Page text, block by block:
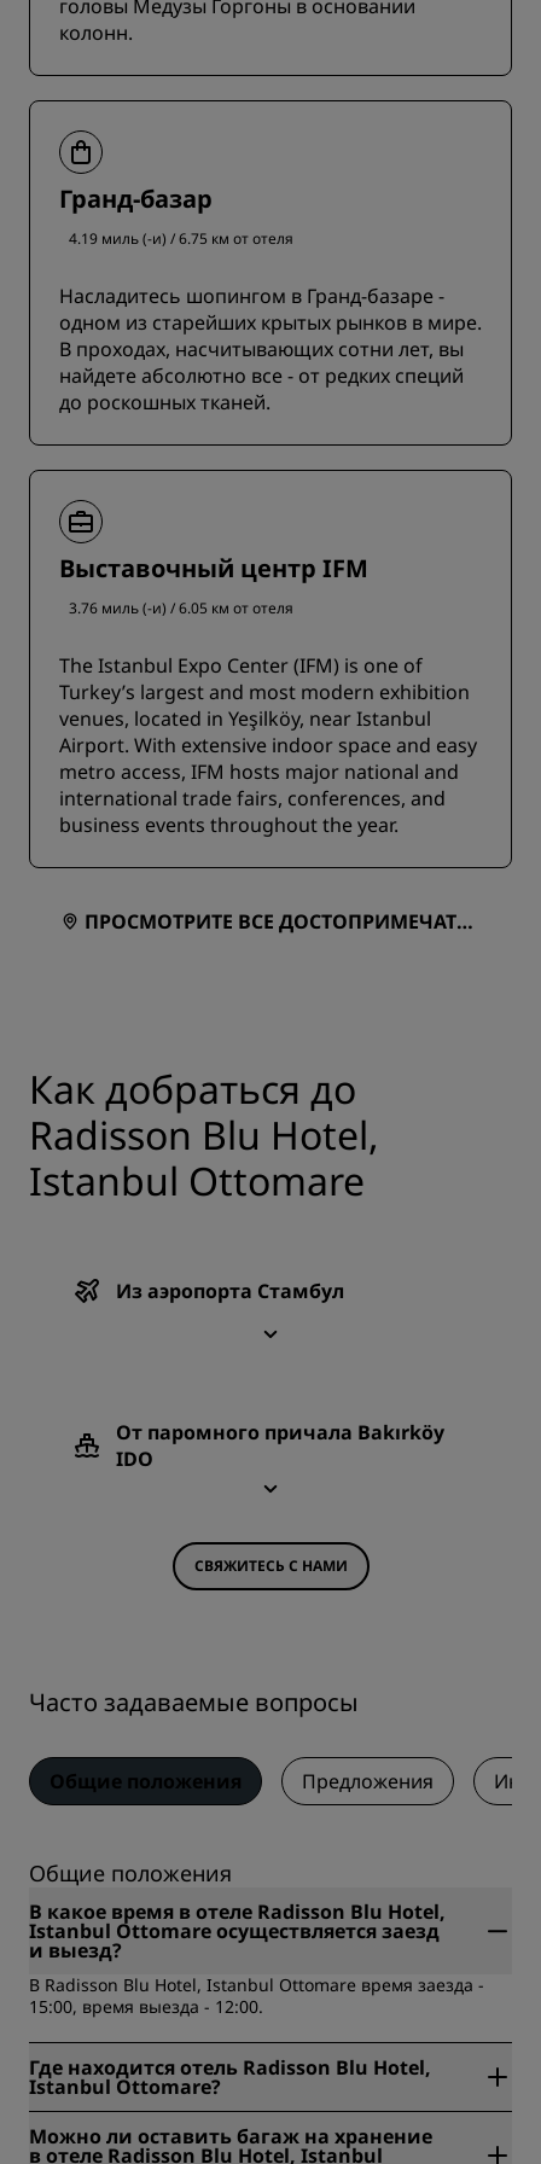
головы Медузы Горгоны в основании
колонн.
Гранд-базар
4.19 миль (-и) / 6.75 км от отеля
Насладитесь шопингом в Гранд-базаре -
одном из старейших крытых рынков в мире.
В проходах, насчитывающих сотни лет, вы
найдете абсолютно все - от редких специй
до роскошных тканей.
Выставочный центр IFM
3.76 миль (-и) / 6.05 км от отеля
The Istanbul Expo Center (IFM) is one of
Turkey’s largest and most modern exhibition
venues, located in Yeşilköy, near Istanbul
Airport. With extensive indoor space and easy
metro access, IFM hosts major national and
international trade fairs, conferences, and
business events throughout the year.
ПРОСМОТРИТЕ ВСЕ ДОСТОПРИМЕЧАТЕЛ
Как добраться до
Radisson Blu Hotel,
Istanbul Ottomare
Из аэропорта Стамбул
От паромного причала Bakırköy
IDO
СВЯЖИТЕСЬ С НАМИ
Часто задаваемые вопросы
Общие положения Предложения
Общие положения
В какое время в отеле Radisson Blu Hotel,
Istanbul Ottomare осуществляется заезд
и выезд?
В Radisson Blu Hotel, Istanbul Ottomare время заезда -
15:00, время выезда - 12:00.
Где находится отель Radisson Blu Hotel,
Istanbul Ottomare?
адресу Kazlicesme Mh. Abay Cd. No: 223, Стамбул, Турция.
Можно ли оставить багаж на хранение
в отеле Radisson Blu Hotel, Istanbul